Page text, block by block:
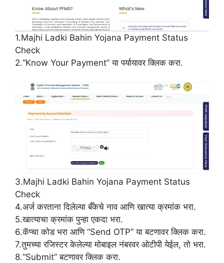
1.Majhi Ladki Bahin Yojana Payment Status
Check
2.“Know Your Payment” या पर्यायावर क्लिक करा.
3.Majhi Ladki Bahin Yojana Payment Status
Check
4.अर्ज करताना दिलेल्या बँकेचे नाव आणि खात्या क्रमांक भरा.
5.खात्याचा क्रमांक पुन्हा एकदा भरा.
6.कॅप्चा कोड भरा आणि “Send OTP” या बटणावर क्लिक करा.
7.तुमच्या रजिस्टर केलेल्या मोबाइल नंबरवर ओटीपी येईल, तो भरा.
8.“Submit” बटणावर क्लिक करा.